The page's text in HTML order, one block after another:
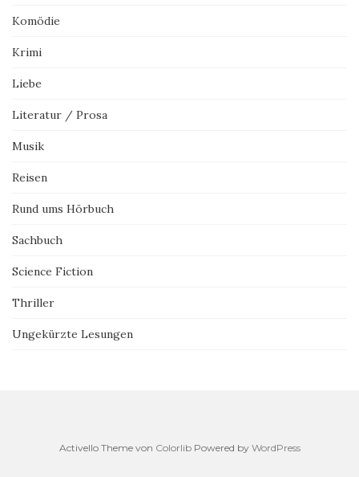
Komödie
Krimi
Liebe
Literatur / Prosa
Musik
Reisen
Rund ums Hörbuch
Sachbuch
Science Fiction
Thriller
Ungekürzte Lesungen
Activello Theme von ColorlibPowered by WordPress